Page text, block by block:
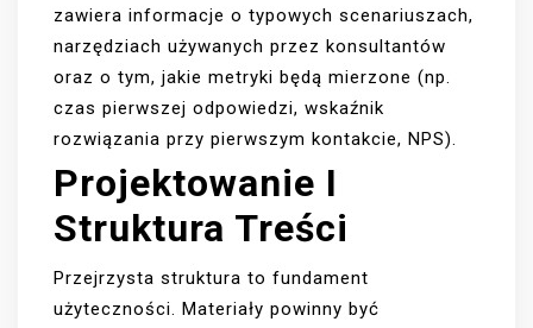
zawiera informacje o typowych scenariuszach,
narzędziach używanych przez konsultantów
oraz o tym, jakie metryki będą mierzone (np.
czas pierwszej odpowiedzi, wskaźnik
rozwiązania przy pierwszym kontakcie, NPS).
Projektowanie I
Struktura Treści
Przejrzysta struktura to fundament
użyteczności. Materiały powinny być